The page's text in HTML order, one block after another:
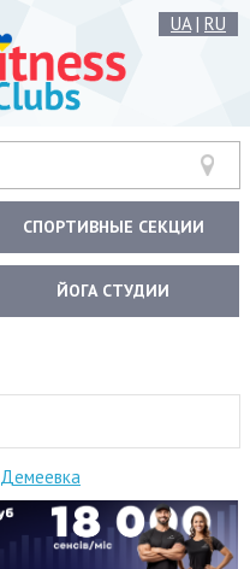
UA| RU
СПОРТИВНЫЕ СЕКЦИИ
ЙОГА СТУДИИ
Демеевка